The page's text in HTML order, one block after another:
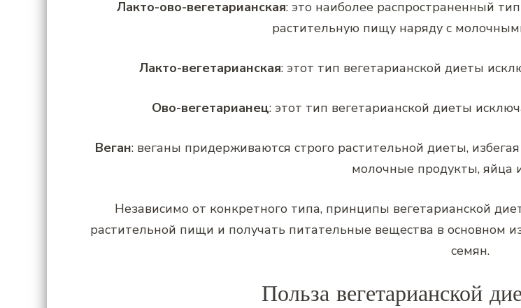
Лакто-ово-вегетарианская: это наиболее распространенный
растительную пищу наряду с
Лакто-вегетарианская: этот тип вегетарианской диеты
Ово-вегетарианец: этот тип вегетарианской диеты
Веган: веганы придерживаются строго растительной диеты,
молочные продукты, яйца
Независимо от конкретного типа, принципы вегетарианской
растительной пищи и получать питательные вещества в основном
семян.
Польза вегетарианской